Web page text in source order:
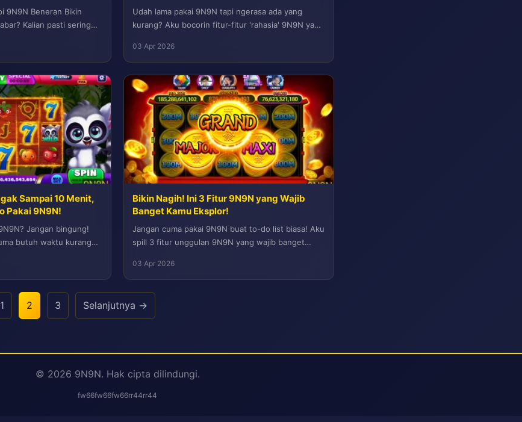
9N9N Beneran Bikin
Kalian pasti sering
Udah lama pakai 9N9N tapi ngerasa ada yang
kurang? Aku bocorin fitur-fitur 'rahasia' 9N9N yang
03 Apr 2026
Sampai 10 Menit,
Pakai 9N9N!
Jangan bingung!
butuh waktu kurang
Bikin Nagih! Ini 3 Fitur 9N9N yang Wajib
Banget Kamu Eksplor!
Jangan cuma pakai 9N9N buat to-do list biasa! Aku
spill 3 fitur unggulan 9N9N yang wajib banget
03 Apr 2026
1 2 3 Selanjutnya →
© 2026 9N9N. Hak cipta dilindungi.
fw66fw66fw66rr44rr44